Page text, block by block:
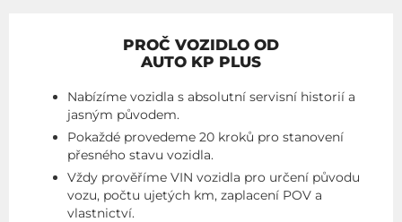
PROČ VOZIDLO OD
AUTO KP PLUS
Nabízíme vozidla s absolutní servisní historií a
jasným původem.
Pokaždé provedeme 20 kroků pro stanovení
přesného stavu vozidla.
Vždy prověříme VIN vozidla pro určení původu
vozu, počtu ujetých km, zaplacení POV a
vlastnictví.